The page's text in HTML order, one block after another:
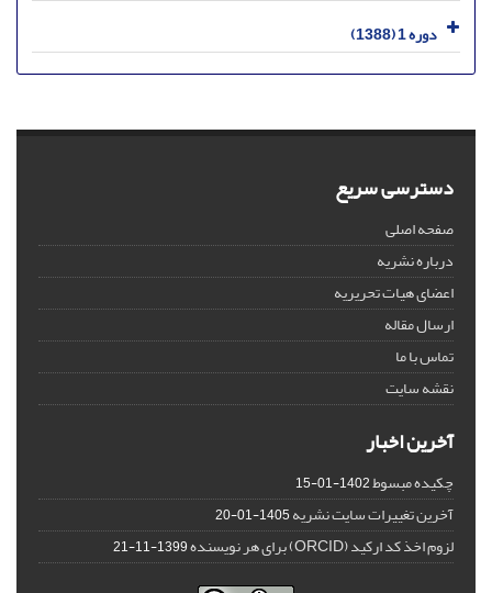
دوره 1 (1388)
دسترسی سریع
صفحه اصلی
درباره نشریه
اعضای هیات تحریریه
ارسال مقاله
تماس با ما
نقشه سایت
آخرین اخبار
چکیده مبسوط1402-01-15
آخرین تغییرات سایت نشریه1405-01-20
لزوم اخذ کد ارکید (ORCID) برای هر نویسنده 1399-11-21